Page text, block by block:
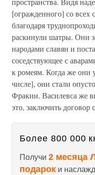
[огражденного] со всех
благодаря
раскинули шатры. Они
народами славян и
соседствующее с
к ромеям. Когда же они
числе], они стали
Фракии. Василевса же
это, заключить договор
Более 800 000
Получи 2 месяца
подарок и